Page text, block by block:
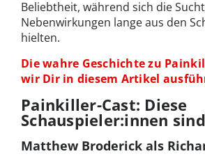
Beliebtheit, während sich die
Nebenwirkungen lange aus den
hielten.
Die wahre Geschichte zu
wir Dir in diesem Artikel
Painkiller-Cast: Diese
Schauspieler:innen
Matthew Broderick als